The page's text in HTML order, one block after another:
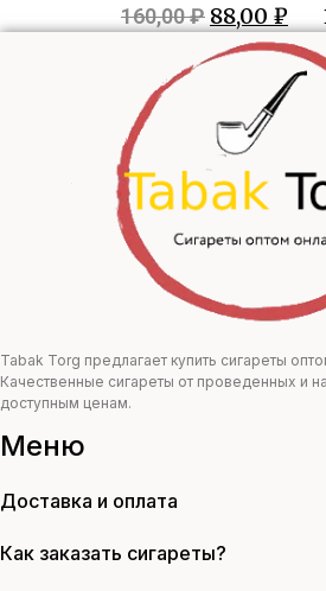
160,00₽
цена
160,00 ₽.
88,00 ₽
Tabak Torg предлагает купить сигареты
Качественные сигареты от проведенных и
доступным ценам.
Меню
Доставка и оплата
Как заказать сигареты?